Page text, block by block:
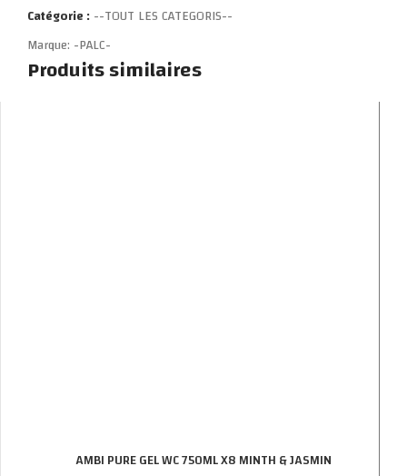
Catégorie :--TOUT LES CATEGORIS--
Marque: -PALC-
Produits similaires
AMBI PURE GEL WC 750ML X8 MINTH & JASMIN